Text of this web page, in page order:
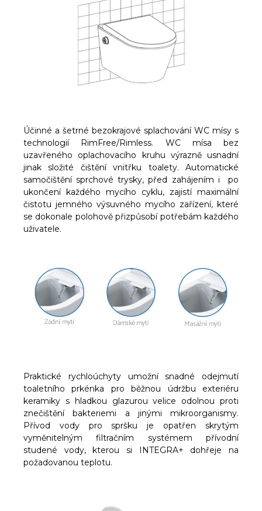
Účinné a šetrné bezokrajové splachování WC mísy s
technologií RimFree/Rimless. WC mísa bez
uzavřeného oplachovacího kruhu výrazně usnadní
jinak složité čištění vnitřku toalety. Automatické
samočištění sprchové trysky, před zahájením i po
ukončení každého mycího cyklu, zajistí maximální
čistotu jemného výsuvného mycího zařízení, které
se dokonale polohově přizpůsobí potřebám každého
uživatele.
Praktické rychloúchyty umožní snadné odejmutí
toaletního prkénka pro běžnou údržbu exteriéru
keramiky s hladkou glazurou velice odolnou proti
znečištění bakteriemi a jinými mikroorganismy.
Přívod vody pro spršku je opatřen skrytým
vyměnitelným filtračním systémem přívodní
studené vody, kterou si INTEGRA+ dohřeje na
požadovanou teplotu.